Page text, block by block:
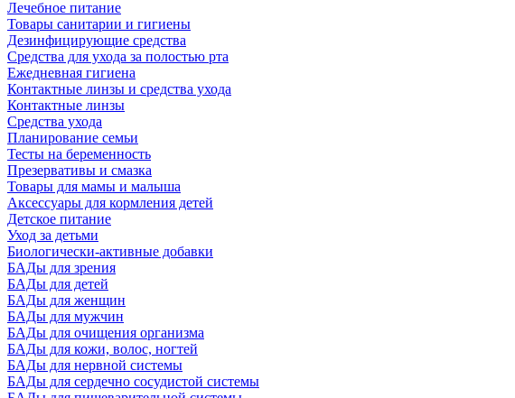
Лечебное питание
Товары санитарии и гигиены
Дезинфицирующие средства
Средства для ухода за полостью рта
Ежедневная гигиена
Контактные линзы и средства ухода
Контактные линзы
Средства ухода
Планирование семьи
Тесты на беременность
Презервативы и смазка
Товары для мамы и малыша
Аксессуары для кормления детей
Детское питание
Уход за детьми
Биологически-активные добавки
БАДы для зрения
БАДы для детей
БАДы для женщин
БАДы для мужчин
БАДы для очищения организма
БАДы для кожи, волос, ногтей
БАДы для нервной системы
БАДы для сердечно сосудистой системы